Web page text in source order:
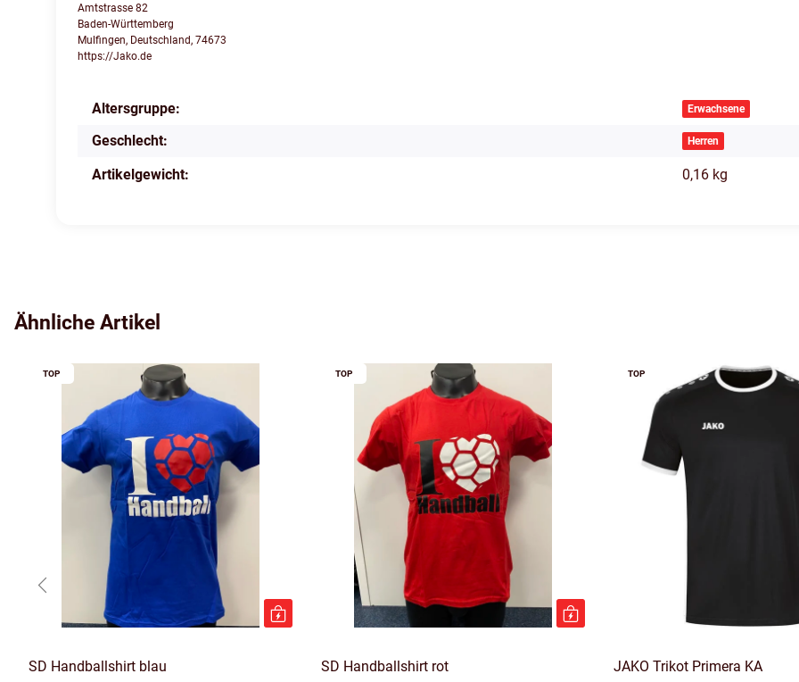
Amtstrasse 82
Baden-Württemberg
Mulfingen, Deutschland, 74673
https://Jako.de
Produkteigenschaft
Wert
Altersgruppe: Erwachsene
Geschlecht: Herren
Artikelgewicht: 0,16 kg
Ähnliche Artikel
TOP
SD Handballshirt blau
TOP
SD Handballshirt rot
TOP
JAKO Trikot Primera KA